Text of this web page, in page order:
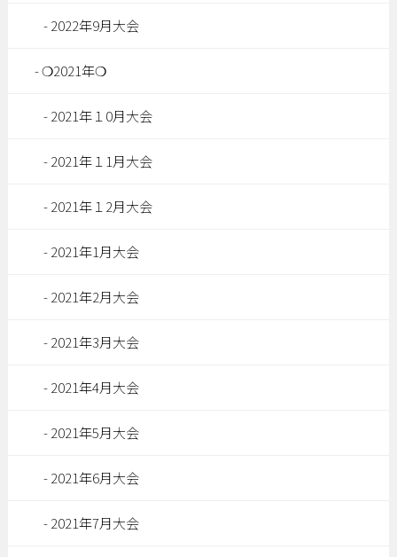
2022年9月大会
❍2021年❍
2021年１0月大会
2021年１1月大会
2021年１2月大会
2021年1月大会
2021年2月大会
2021年3月大会
2021年4月大会
2021年5月大会
2021年6月大会
2021年7月大会